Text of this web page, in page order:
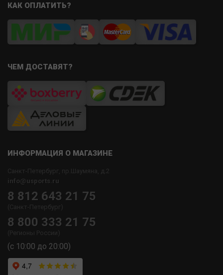
КАК ОПЛАТИТЬ?
ЧЕМ ДОСТАВЯТ?
ИНФОРМАЦИЯ О МАГАЗИНЕ
Санкт-Петербург, пр.Шаумяна, д.2
info@usports.ru
8 812 643 21 75
(Санкт-Петербург)
8 800 333 21 75
(Регионы России)
(с 10:00 до 20:00)